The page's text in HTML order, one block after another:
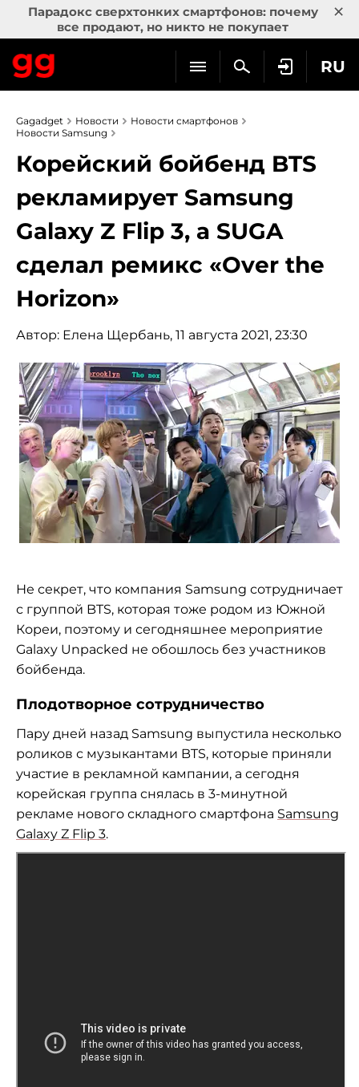
Парадокс сверхтонких смартфонов: почему
все продают, но никто не покупает
×
RU
Gagadget Новости
Новости смартфонов
Новости Samsung
Корейский бойбенд BTS
рекламирует Samsung
Galaxy Z Flip 3, а SUGA
сделал ремикс «Over the
Horizon»
Автор: Елена Щербань, 11 августа 2021, 23:30
Не секрет, что компания Samsung сотрудничает
с группой BTS, которая тоже родом из Южной
Кореи, поэтому и сегодняшнее мероприятие
Galaxy Unpacked не обошлось без участников
бойбенда.
Плодотворное сотрудничество
Пару дней назад Samsung выпустила несколько
роликов с музыкантами BTS, которые приняли
участие в рекламной кампании, а сегодня
корейская группа снялась в 3-минутной
рекламе нового складного смартфона Samsung
Galaxy Z Flip 3.